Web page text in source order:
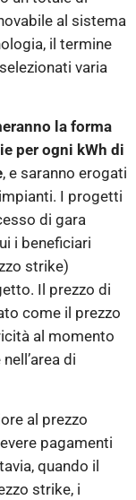
al sistema
il termine
varia
la forma
per ogni kWh di
, e saranno erogati
I progetti
di gara
i beneficiari
strike)
Il prezzo di
come il prezzo
al momento
di
al prezzo
pagamenti
quando il
strike, i